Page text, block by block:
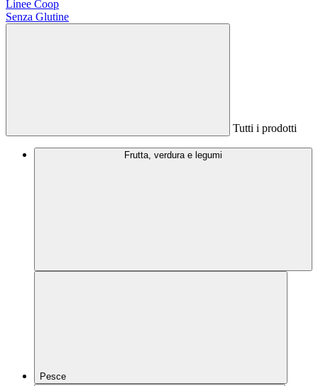
Linee Coop
Senza Glutine
Tutti i prodotti
Frutta, verdura e legumi
Pesce